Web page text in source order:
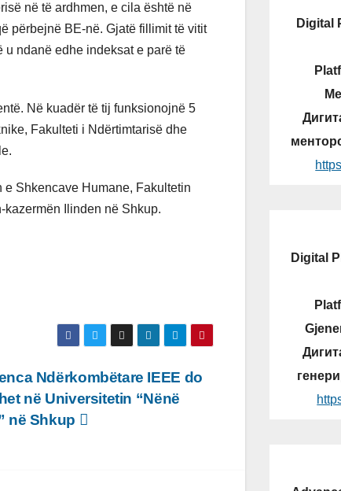
në të ardhmen, e cila është në
përbejnë BE-në. Gjatë fillimit të vitit
u ndanë edhe indeksat e parë të
Në kuadër të tij funksionojnë 5
Fakulteti i Ndërtimtarisë dhe
e Shkencave Humane, Fakultetin
kazermën Ilinden në Shkup.
Ndërkombëtare IEEE do
në Universitetin “Nënë
në Shkup
Digital
Digital